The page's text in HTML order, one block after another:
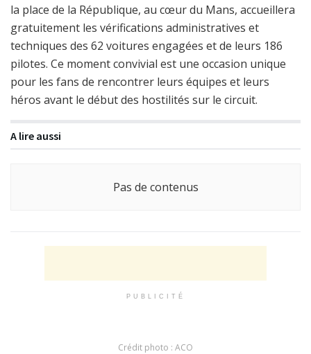
la place de la République, au cœur du Mans, accueillera
gratuitement les vérifications administratives et
techniques des 62 voitures engagées et de leurs 186
pilotes. Ce moment convivial est une occasion unique
pour les fans de rencontrer leurs équipes et leurs
héros avant le début des hostilités sur le circuit.
A lire aussi
Pas de contenus
PUBLICITÉ
Crédit photo : ACO